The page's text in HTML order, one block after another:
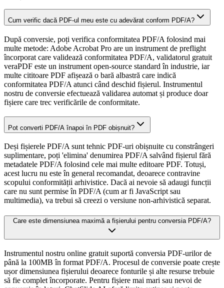
Cum verific dacă PDF-ul meu este cu adevărat conform PDF/A?
După conversie, poți verifica conformitatea PDF/A folosind mai
multe metode: Adobe Acrobat Pro are un instrument de preflight
încorporat care validează conformitatea PDF/A, validatorul gratuit
veraPDF este un instrument open-source standard în industrie, iar
multe cititoare PDF afișează o bară albastră care indică
conformitatea PDF/A atunci când deschid fișierul. Instrumentul
nostru de conversie efectuează validarea automat și produce doar
fișiere care trec verificările de conformitate.
Pot converti PDF/A înapoi în PDF obișnuit?
Deși fișierele PDF/A sunt tehnic PDF-uri obișnuite cu constrângeri
suplimentare, poți 'elimina' denumirea PDF/A salvând fișierul fără
metadatele PDF/A folosind cele mai multe editoare PDF. Totuși,
acest lucru nu este în general recomandat, deoarece contravine
scopului conformității arhivistice. Dacă ai nevoie să adaugi funcții
care nu sunt permise în PDF/A (cum ar fi JavaScript sau
multimedia), va trebui să creezi o versiune non-arhivistică separat.
Care este dimensiunea maximă a fișierului pentru conversia PDF/A?
Instrumentul nostru online gratuit suportă conversia PDF-urilor de
până la 100MB în format PDF/A. Procesul de conversie poate crește
ușor dimensiunea fișierului deoarece fonturile și alte resurse trebuie
să fie complet încorporate. Pentru fișiere mai mari sau nevoi de